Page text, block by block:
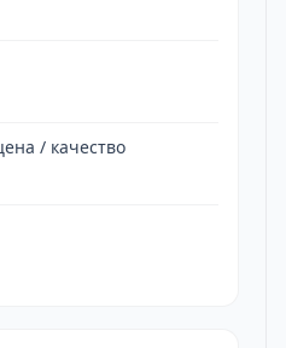
/ качество